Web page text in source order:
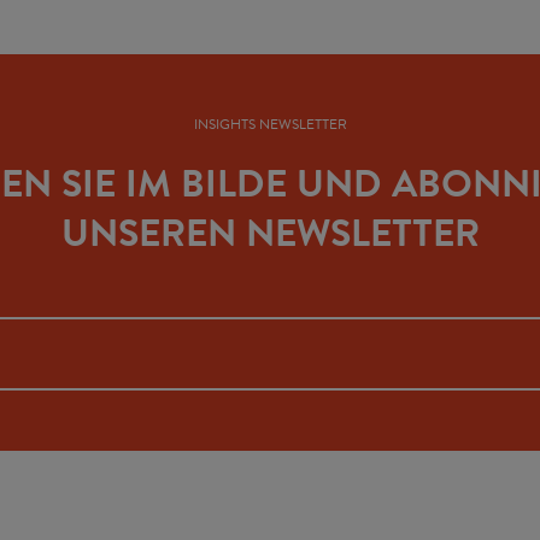
INSIGHTS NEWSLETTER
SIE IM BILDE UND
UNSEREN NEWSLETTER